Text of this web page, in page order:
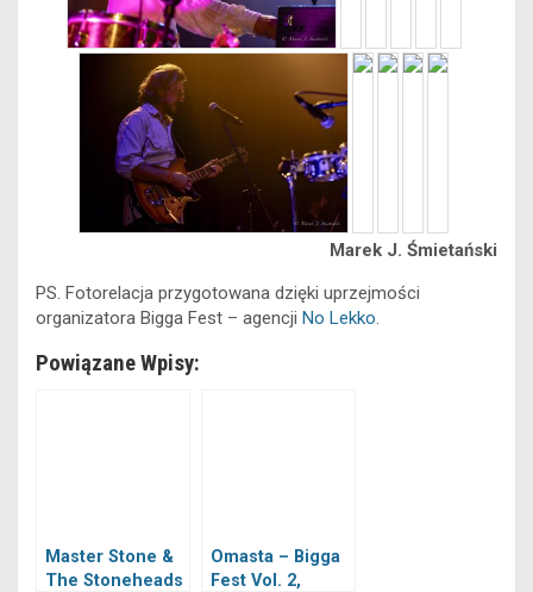
Marek J. Śmietański
PS. Fotorelacja przygotowana dzięki uprzejmości
organizatora Bigga Fest – agencji No Lekko.
Powiązane Wpisy:
Master Stone &
The Stoneheads
Omasta – Bigga
Fest Vol. 2,